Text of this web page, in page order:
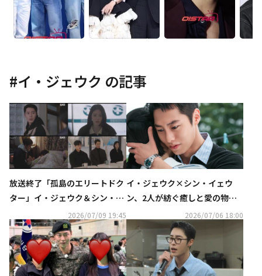
#イ・ジェウク の記事
放送終了「孤島のエリートドク
ター」イ・ジェウク＆シン・イ
ェウンが迎えた結末とは【ネタ
バレあり】
2026/07/09 19:45
イ・ジェウク×シン・イェウ
ン、2人が紡ぐ癒しと愛の物
語…最終回目前の『孤島のエリ
ートドクター』今こそイッキ見
したい魅力に迫る
2026/07/06 18:00